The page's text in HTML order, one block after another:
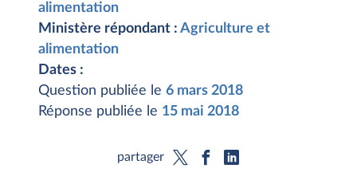
alimentation
Ministère répondant : Agriculture et
alimentation
Dates :
Question publiée le 6 mars 2018
Réponse publiée le 15 mai 2018
partager